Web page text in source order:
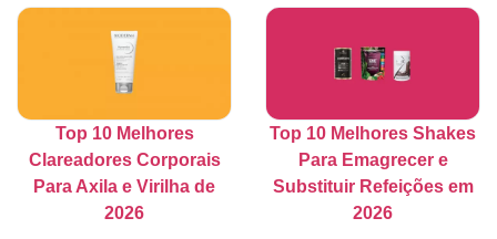
Top 10 Melhores
Clareadores Corporais
Para Axila e Virilha de
2026
Top 10 Melhores Shakes
Para Emagrecer e
Substituir Refeições em
2026